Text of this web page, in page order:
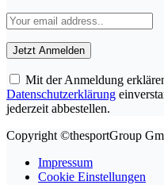
Mit der Anmeldung
Datenschutzerklärung
jederzeit abbestellen.
Copyright ©thesportGroup
Impressum
Cookie Einstellungen